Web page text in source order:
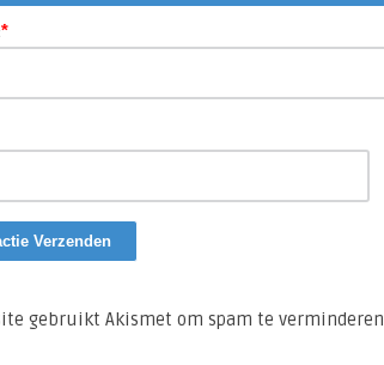
*
gebruikt Akismet om spam te verminderen.